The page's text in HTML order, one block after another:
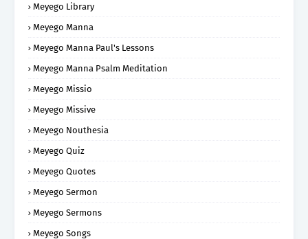
Meyego Library
Meyego Manna
Meyego Manna Paul's Lessons
Meyego Manna Psalm Meditation
Meyego Missio
Meyego Missive
Meyego Nouthesia
Meyego Quiz
Meyego Quotes
Meyego Sermon
Meyego Sermons
Meyego Songs